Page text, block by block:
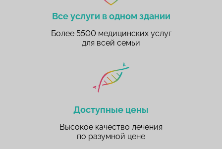
Все услуги в одном здании
Более 5500 медицинских услуг
для всей семьи
Доступные цены
Высокое качество лечения
по разумной цене